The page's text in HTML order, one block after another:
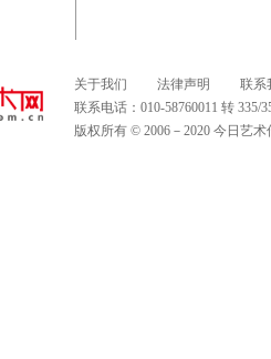
关于我们 法律声明
联系
联系电话：010-58760011 转
版权所有 © 2006－2020 今日艺